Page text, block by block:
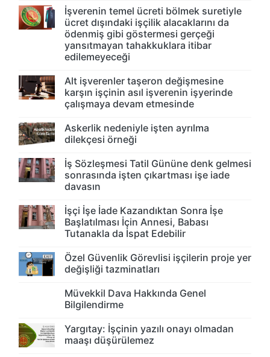
İşverenin temel ücreti bölmek suretiyle
ücret dışındaki işçilik alacaklarını da
ödenmiş gibi göstermesi gerçeği
yansıtmayan tahakkuklara itibar
edilemeyeceği
Alt işverenler taşeron değişmesine
karşın işçinin asıl işverenin işyerinde
çalışmaya devam etmesinde
Askerlik nedeniyle işten ayrılma
dilekçesi örneği
İş Sözleşmesi Tatil Gününe denk gelmesi
sonrasında işten çıkartması işe iade
davasın
İşçi İşe İade Kazandıktan Sonra İşe
Başlatılması İçin Annesi, Babası
Tutanakla da İspat Edebilir
Özel Güvenlik Görevlisi işçilerin proje yer
değişliği tazminatları
Müvekkil Dava Hakkında Genel
Bilgilendirme
Yargıtay: İşçinin yazılı onayı olmadan
maaşı düşürülemez